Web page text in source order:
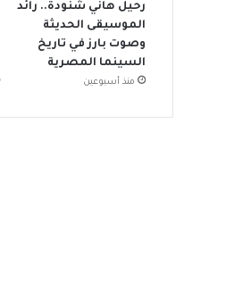
رحيل هاني شنودة.. رائد
الموسيقى الحديثة
وصوت بارز في تاريخ
السينما المصرية
منذ أسبوعين